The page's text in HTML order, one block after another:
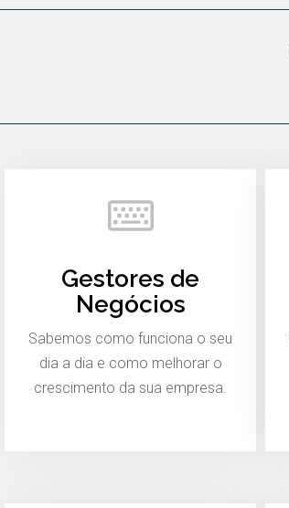
Gestores de
Negócios
Sabemos como funciona o seu
dia a dia e como melhorar o
crescimento da sua empresa.